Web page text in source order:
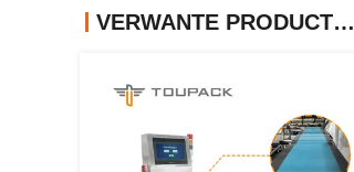
VERWANTE PRODUCTEN